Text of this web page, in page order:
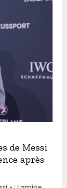
de Messi
après